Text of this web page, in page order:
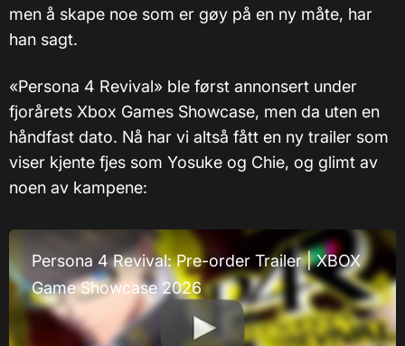
men å skape noe som er gøy på en ny måte, har
han sagt.
«Persona 4 Revival» ble først annonsert under
fjorårets Xbox Games Showcase, men da uten en
håndfast dato. Nå har vi altså fått en ny trailer som
viser kjente fjes som Yosuke og Chie, og glimt av
noen av kampene:
Persona 4 Revival: Pre-order Trailer | XBOX
Game Showcase 2026